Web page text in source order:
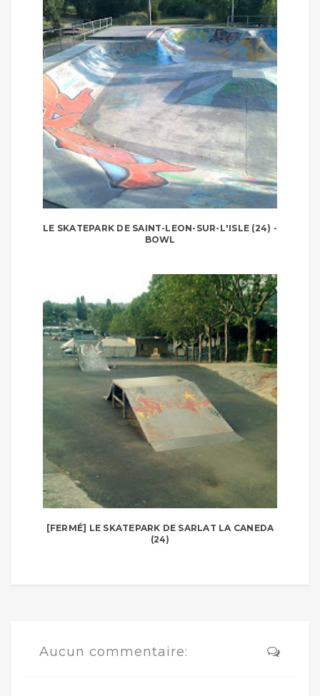
LE SKATEPARK DE SAINT-LEON-SUR-L'ISLE (24) -
BOWL
[FERMÉ] LE SKATEPARK DE SARLAT LA CANEDA
(24)
Aucun commentaire: